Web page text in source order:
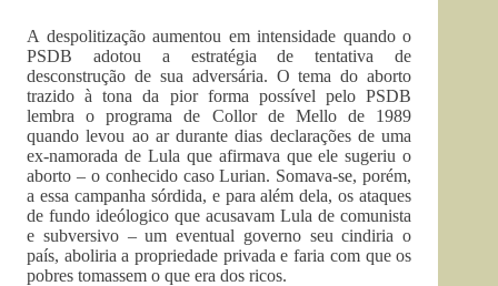
A despolitização aumentou em intensidade quando o
PSDB adotou a estratégia de tentativa de
desconstrução de sua adversária. O tema do aborto
trazido à tona da pior forma possível pelo PSDB
lembra o programa de Collor de Mello de 1989
quando levou ao ar durante dias declarações de uma
ex-namorada de Lula que afirmava que ele sugeriu o
aborto – o conhecido caso Lurian. Somava-se, porém,
a essa campanha sórdida, e para além dela, os ataques
de fundo ideólogico que acusavam Lula de comunista
e subversivo – um eventual governo seu cindiria o
país, aboliria a propriedade privada e faria com que os
pobres tomassem o que era dos ricos.